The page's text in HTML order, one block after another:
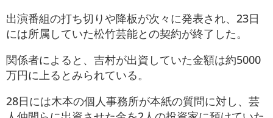
出演番組の打ち切りや降板が次々に発表され、23日
には所属していた松竹芸能との契約が終了した。
関係者によると、吉村が出資していた金額は約5000
万円に上るとみられている。
28日には木本の個人事務所が本紙の質問に対し、芸